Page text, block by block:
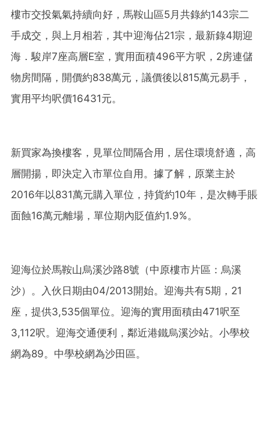
樓市交投氣氣持續向好，馬鞍山區5月共錄約143宗二
手成交，與上月相若，其中迎海佔21宗，最新錄4期迎
海．駿岸7座高層E室，實用面積496平方呎，2房連儲
物房間隔，開價約838萬元，議價後以815萬元易手，
實用平均呎價16431元。
新買家為換樓客，見單位間隔合用，居住環境舒適，高
層開揚，即決定入市單位自用。據了解，原業主於
2016年以831萬元購入單位，持貨約10年，是次轉手賬
面蝕16萬元離場，單位期內貶值約1.9%。
迎海位於馬鞍山烏溪沙路8號（中原樓市片區：烏溪
沙）。入伙日期由04/2013開始。迎海共有5期，21
座，提供3,535個單位。迎海的實用面積由471呎至
3,112呎。迎海交通便利，鄰近港鐵烏溪沙站。小學校
網為89。中學校網為沙田區。